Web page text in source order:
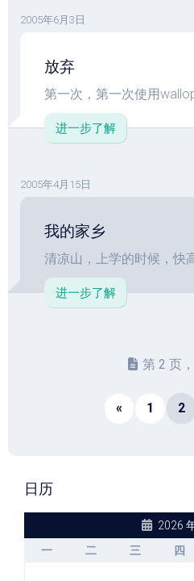
2005年6月3日
放弃
第一次，第一次使用
进一步了解
2005年4月15日
我的家乡
清凉山，上学的时候，快
进一步了解
第 2 页
« 1 2
日历
2026
一
二 三 四